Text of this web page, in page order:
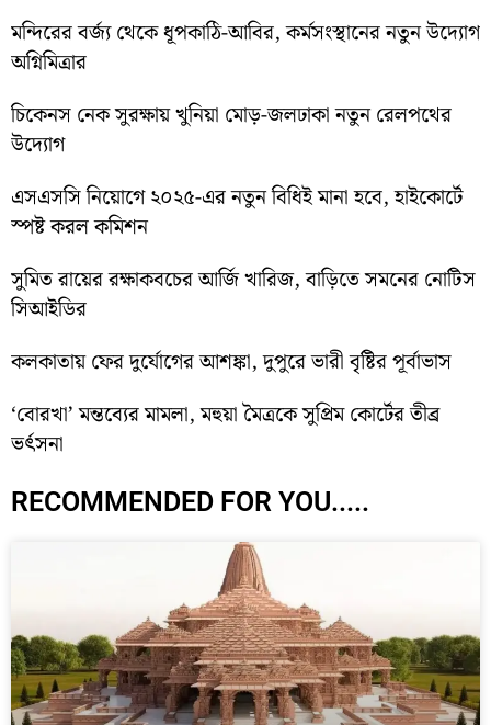
মন্দিরের বর্জ্য থেকে ধূপকাঠি-আবির, কর্মসংস্থানের নতুন উদ্যোগ
অগ্নিমিত্রার
চিকেনস নেক সুরক্ষায় খুনিয়া মোড়-জলঢাকা নতুন রেলপথের
উদ্যোগ
এসএসসি নিয়োগে ২০২৫-এর নতুন বিধিই মানা হবে, হাইকোর্টে
স্পষ্ট করল কমিশন
সুমিত রায়ের রক্ষাকবচের আর্জি খারিজ, বাড়িতে সমনের নোটিস
সিআইডির
কলকাতায় ফের দুর্যোগের আশঙ্কা, দুপুরে ভারী বৃষ্টির পূর্বাভাস
‘বোরখা’ মন্তব্যের মামলা, মহুয়া মৈত্রকে সুপ্রিম কোর্টের তীব্র
ভর্ৎসনা
RECOMMENDED FOR YOU.....